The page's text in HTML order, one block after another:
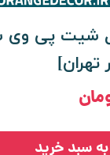
شیت پی
سبد خرید